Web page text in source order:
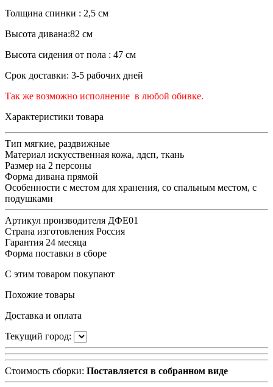
Толщина спинки : 2,5 см
Высота дивана:82 см
Высота сидения от пола : 47 см
Срок доставки: 3-5 рабочих дней
Так же возможно исполнение в любой обивке.
Характеристики товара
Тип мягкие, раздвижные
Материал искусственная кожа, лдсп, ткань
Размер на 2 персоны
Форма дивана прямой
Особенности с местом для хранения, со спальным местом, с
подушками
Артикул производителя ДФЕ01
Страна изготовления Россия
Гарантия 24 месяца
Форма поставки в сборе
С этим товаром покупают
Похожие товары
Доставка и оплата
Текущий город:
Стоимость сборки: Поставляется в собранном виде